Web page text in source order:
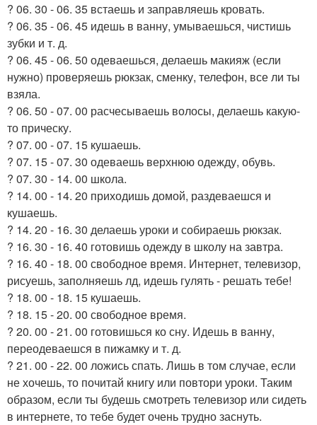
? 06. 30 - 06. 35 встаешь и заправляешь кровать.
? 06. 35 - 06. 45 идешь в ванну, умываешься, чистишь
зубки и т. д.
? 06. 45 - 06. 50 одеваешься, делаешь макияж (если
нужно) проверяешь рюкзак, сменку, телефон, все ли ты
взяла.
? 06. 50 - 07. 00 расчесываешь волосы, делаешь какую-
то прическу.
? 07. 00 - 07. 15 кушаешь.
? 07. 15 - 07. 30 одеваешь верхнюю одежду, обувь.
? 07. 30 - 14. 00 школа.
? 14. 00 - 14. 20 приходишь домой, раздеваешся и
кушаешь.
? 14. 20 - 16. 30 делаешь уроки и собираешь рюкзак.
? 16. 30 - 16. 40 готовишь одежду в школу на завтра.
? 16. 40 - 18. 00 свободное время. Интернет, телевизор,
рисуешь, заполняешь лд, идешь гулять - решать тебе!
? 18. 00 - 18. 15 кушаешь.
? 18. 15 - 20. 00 свободное время.
? 20. 00 - 21. 00 готовишься ко сну. Идешь в ванну,
переодеваешся в пижамку и т. д.
? 21. 00 - 22. 00 ложись спать. Лишь в том случае, если
не хочешь, то почитай книгу или повтори уроки. Таким
образом, если ты будешь смотреть телевизор или сидеть
в интернете, то тебе будет очень трудно заснуть.